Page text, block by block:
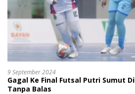
9 September 2024
Gagal Ke Final Futsal Putri Sumut
Tanpa Balas